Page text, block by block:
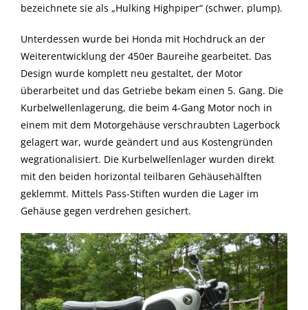
bezeichnete sie als „Hulking Highpiper“ (schwer, plump).
Unterdessen wurde bei Honda mit Hochdruck an der
Weiterentwicklung der 450er Baureihe gearbeitet. Das
Design wurde komplett neu gestaltet, der Motor
überarbeitet und das Getriebe bekam einen 5. Gang. Die
Kurbelwellenlagerung, die beim 4-Gang Motor noch in
einem mit dem Motorgehäuse verschraubten Lagerbock
gelagert war, wurde geändert und aus Kostengründen
wegrationalisiert. Die Kurbelwellenlager wurden direkt
mit den beiden horizontal teilbaren Gehäusehälften
geklemmt. Mittels Pass-Stiften wurden die Lager im
Gehäuse gegen verdrehen gesichert.